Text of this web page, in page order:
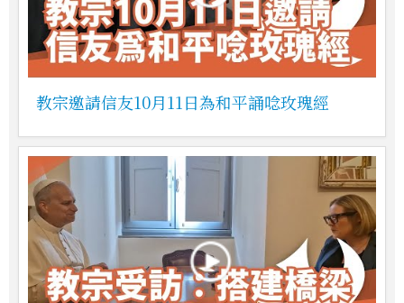
教宗邀請信友10月11日為和平誦唸玫瑰經